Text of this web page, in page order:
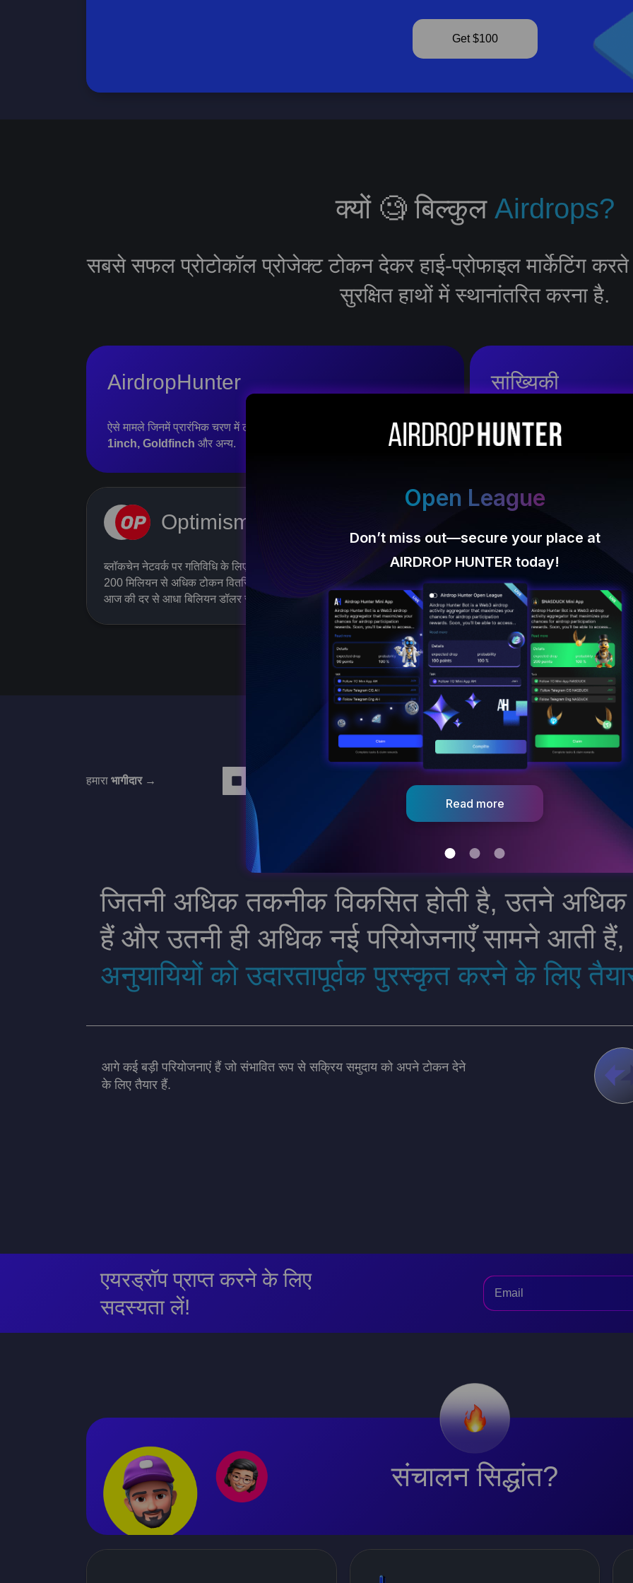
Get $100
क्यों 🧐 बिल्कुल Airdrops?
सबसे सफल प्रोटोकॉल प्रोजेक्ट टोकन देकर हाई-प्रोफाइल मार्केटिंग
सुरक्षित हाथों में स्थानांतरित करना है.
AirdropHunter
ऐसे मामले जिनमें प्रारंभिक चरण में टोकन प्राप्त हुए थे:
UNI, DYDX, Aptos,
1inch, Goldfinch और अन्य.
सांख्यिकी
सर्वोत्तम परियोजनाओं से औसतन
000 000, इस मामले में, एक खाता
Optimism
ब्लॉकचेन नेटवर्क पर गतिविधि के लिए Optimism
200 मिलियन से अधिक टोकन वितरित किये गये, जो
आज की दर से आधा बिलियन डॉलर से अधिक है.
dYdX प्रारंभिक बिलियन टोकन आपूर्ति का 7.5%
जारी किया गया. 75 मिलियन टोकन का मूल्य 1
बिलियन अमेरिकी डॉलर से अधिक है.
हमारा भागीदार →
जितनी अधिक तकनीक विकसित होती है, उतने अधिक
हैं और उतनी ही अधिक नई परियोजनाएँ सामने आती हैं,
अनुयायियों को उदारतापूर्वक पुरस्कृत करने के लिए
आगे कई बड़ी परियोजनाएं हैं जो संभावित रूप से सक्रिय समुदाय को अपने टोकन देने
के लिए तैयार हैं.
एयरड्रॉप प्राप्त करने के लिए
सदस्यता लें!
संचालन सिद्धांत?
Open League
Don’t miss out—secure your place at
AIRDROP HUNTER today!
Read more